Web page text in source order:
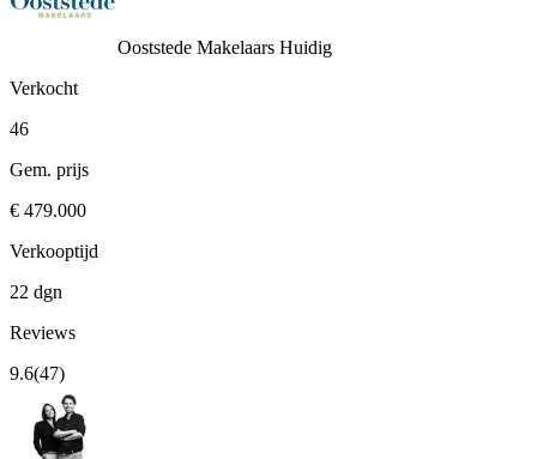
Ooststede Makelaars Huidig
Verkocht
46
Gem. prijs
€ 479.000
Verkooptijd
22 dgn
Reviews
9.6(47)